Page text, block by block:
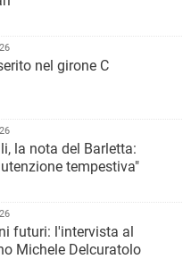
nel girone C
la nota del Barletta:
tempestiva"
futuri: l'intervista al
Michele Delcuratolo